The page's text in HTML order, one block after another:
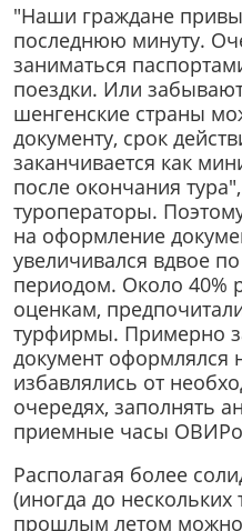
"Наши граждане
последнюю минуту.
заниматься
поездки. Или
шенгенские страны
документу, срок
заканчивается как
после окончания
туроператоры.
на оформление
увеличивался вдвое
периодом. Около 40%
оценкам,
турфирмы. Примерно
документ оформлялся
избавлялись от
очередях, заполнять
приемные часы
Располагая более
(иногда до нескольких
прошлым летом